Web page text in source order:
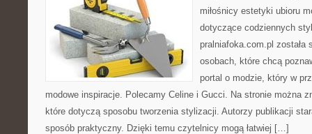
miłośnicy estetyki ubioru
dotyczące codziennych
pralniafoka.com.pl została
osobach, które chcą
portal o modzie, który w
modowe inspiracje. Polecamy Celine i Gucci. Na stronie można
które dotyczą sposobu tworzenia stylizacji. Autorzy publikacji
sposób praktyczny. Dzięki temu czytelnicy mogą łatwiej […]